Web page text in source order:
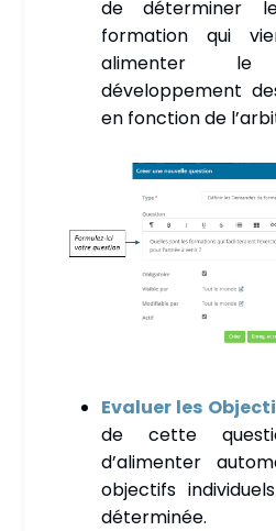
de déterminer
formation qui
alimenter
développement
en fonction de
Evaluer les
de cette
d’alimenter
objectifs
déterminée.